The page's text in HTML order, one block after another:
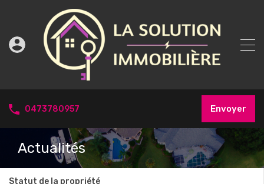
0473780957 Envoyer
Actualités
Statut de la propriété